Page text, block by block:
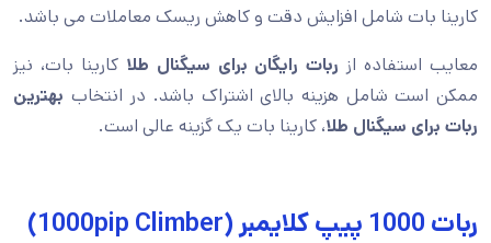
کارینا بات شامل افزایش دقت و کاهش ریسک معاملات می باشد.
معایب استفاده از ربات رایگان برای سیگنال طلا کارینا بات، نیز
ممکن است شامل هزینه بالای اشتراک باشد. در انتخاب بهترین
ربات برای سیگنال طلا، کارینا بات یک گزینه عالی است.
ربات 1000 پیپ کلایمبر (1000pip Climber)